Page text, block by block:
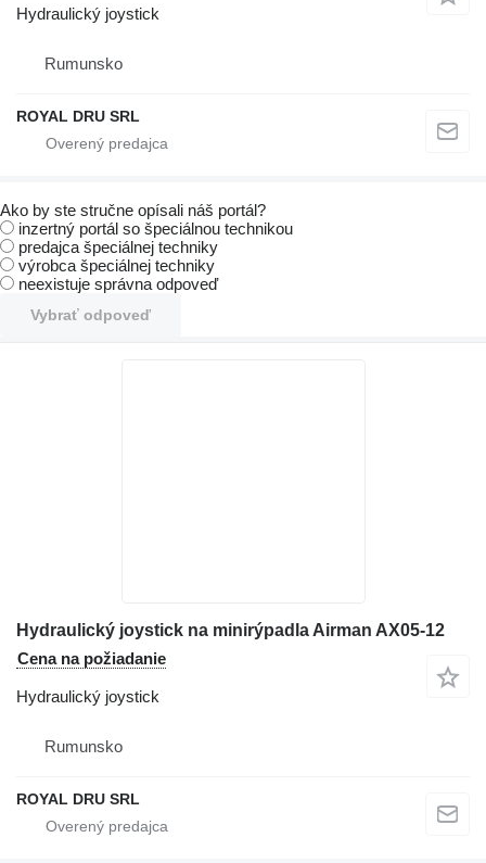
Hydraulický joystick
Rumunsko
ROYAL DRU SRL
Ako by ste stručne opísali náš portál?
inzertný portál so špeciálnou technikou
predajca špeciálnej techniky
výrobca špeciálnej techniky
neexistuje správna odpoveď
Vybrať odpoveď
Hydraulický joystick na minirýpadla Airman AX05-12
Cena na požiadanie
Hydraulický joystick
Rumunsko
ROYAL DRU SRL